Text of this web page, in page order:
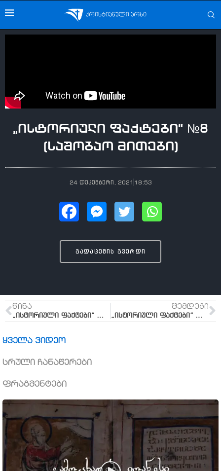
„ისტორიული ფაქტები“ №8
(საშობაო მითები)
24 დეკემბერი, 2021 18:53
გადაცემის გვერდი
ᲬᲘᲜᲐ
„ისტორიული ფაქტები“ №7 (ქრისტეს თანამედროვე მსოფლიო)
ᲨᲔᲛᲓᲔᲒᲘ
„ისტორიული ფაქტები“ №9 (რეალური ფაქტები ჯვარცმისა და აღდგომის შესახებ)
ყველა ვიდეო
სრული ჩანაწერები
ფრაგმენტები